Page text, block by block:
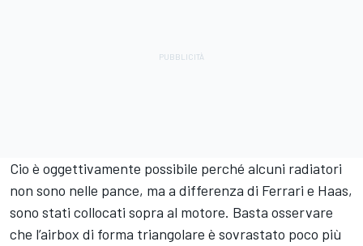
Cio è oggettivamente possibile perché alcuni radiatori
non sono nelle pance, ma a differenza di Ferrari e Haas,
sono stati collocati sopra al motore. Basta osservare
che l’airbox di forma triangolare è sovrastato poco più